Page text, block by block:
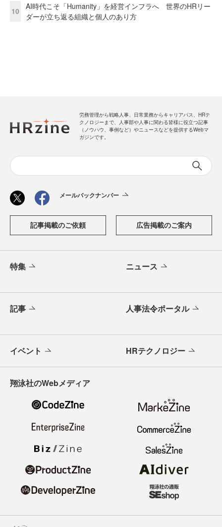
10
AI時代こそ「Humanity」を経営インフラへ 世界のHRリー
ダーが立ち返る組織と個人のあり方
労務管理から戦略人事、日常業務からキャリアパス、HRテ
クノロジーまで、人事部や人事に関わる皆様に役立つ記事
（ノウハウ、事例など）やニュースなどを提供するWebマ
ガジンです。
メールバックナンバー
記事掲載のご依頼 広告掲載のご案内
特集 ニュース
記事 人事法令ポータル
イベント HRテクノロジー
翔泳社のWebメディア